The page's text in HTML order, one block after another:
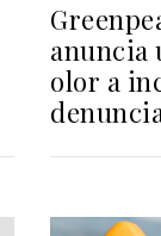
anuncia
olor a